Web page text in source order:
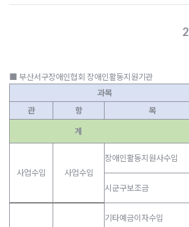
■ 부산서구장애인협회 장애인활동지원기관
과목
관
항 목
계
사업수입 사업수입
장애인활동지원사수입
시군구보조금
기타예금이자수입